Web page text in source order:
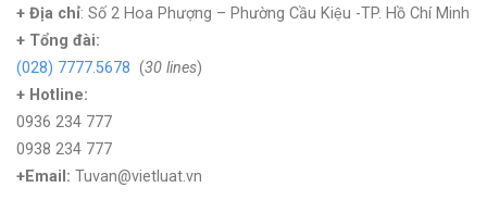
+ Địa chỉ: Số 2 Hoa Phượng – Phường Cầu Kiệu -TP. Hồ Chí Minh
+ Tổng đài:
(028) 7777.5678 (30 lines)
+ Hotline:
0936 234 777
0938 234 777
+Email: Tuvan@vietluat.vn